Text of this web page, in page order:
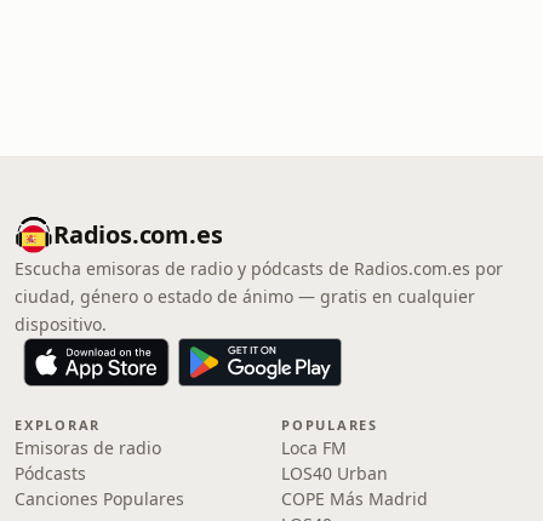
Radios.com.es
Escucha emisoras de radio y pódcasts de Radios.com.es por
ciudad, género o estado de ánimo — gratis en cualquier
dispositivo.
EXPLORAR
Emisoras de radio
Pódcasts
Canciones Populares
POPULARES
Loca FM
LOS40 Urban
COPE Más Madrid